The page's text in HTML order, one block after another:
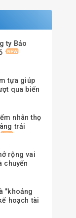
ty Bảo
tựa giúp
qua biến
nhân thọ
trải
rộng vai
chuyển
"khoảng
hoạch tài